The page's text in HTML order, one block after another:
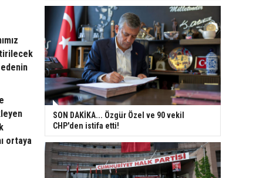
ortaya
SON DAKİKA... Özgür Özel ve 90 vekil
CHP'den istifa etti!